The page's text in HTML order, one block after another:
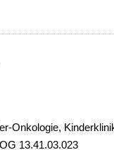
Onkologie,
13.41.03.023